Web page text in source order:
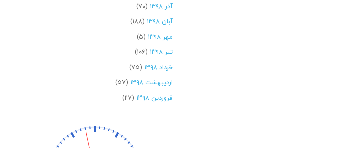
آذر ۱۳۹۸
(۷۰)
آبان ۱۳۹۸
(۱۸۸)
مهر ۱۳۹۸
(۵)
تیر ۱۳۹۸
(۱۰۶)
خرداد ۱۳۹۸
(۷۵)
اردیبهشت ۱۳۹۸
(۵۷)
فروردین ۱۳۹۸
(۲۷)